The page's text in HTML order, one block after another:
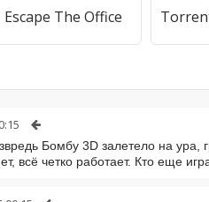
Escape The Office
Бомбу 3D залетело на ура,
всё четко работает. Кто еще